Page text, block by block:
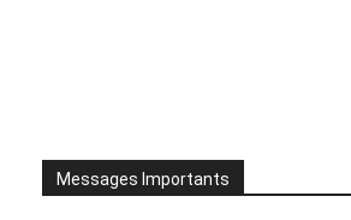
Messages Importants